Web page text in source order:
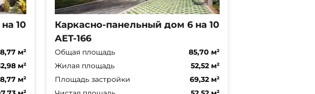
10
м²
м²
м²
Каркасно-панельный дом 6 на 10
AET-166
Общая площадь
85,70 м²
Жилая площадь
52,52 м²
Площадь застройки
69,32 м²